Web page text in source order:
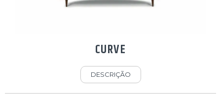
CURVE
DESCRIÇÃO